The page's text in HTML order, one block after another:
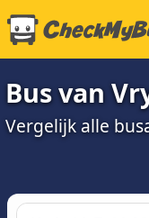
Bus van
Vergelijk alle